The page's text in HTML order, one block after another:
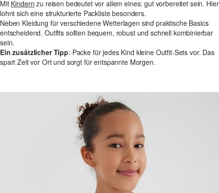
Mit Kindern zu reisen bedeutet vor allem eines: gut vorbereitet sein. Hier
lohnt sich eine strukturierte Packliste besonders.
Neben Kleidung für verschiedene Wetterlagen sind praktische Basics
entscheidend. Outfits sollten bequem, robust und schnell kombinierbar
sein.
Ein zusätzlicher Tipp: Packe für jedes Kind kleine Outfit-Sets vor. Das
spart Zeit vor Ort und sorgt für entspannte Morgen.